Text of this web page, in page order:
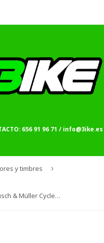
656 91 96 71 / info@3ike.es
y timbres ›
Espejo retrovisor Busch & Müller Cycle Star 60, brazo corto y curvo